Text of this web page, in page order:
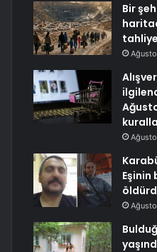
Bir
Eşinin